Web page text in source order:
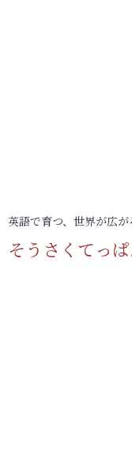
英語で育つ、世界が広が
そうさくてっ